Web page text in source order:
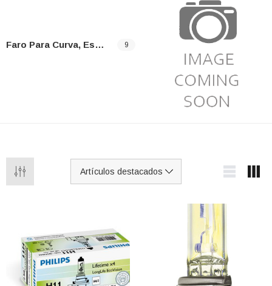
Faro Para Curva, Estático/piezas 9
€275,29 €127,87
AÑADIR AL CARRITO